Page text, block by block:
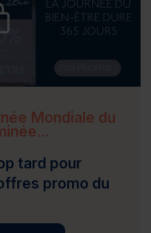
Mondiale du
tard pour
promo du